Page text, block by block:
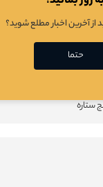
از آخرین اخبار مطلع شوید؟
حتما